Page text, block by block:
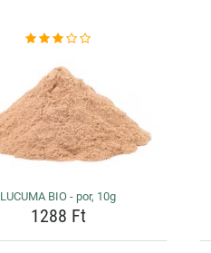
LUCUMA BIO - por, 10g
1288 Ft